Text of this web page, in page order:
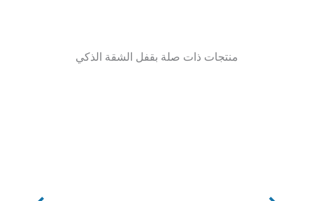
منتجات ذات صلة بقفل الشقة الذكي